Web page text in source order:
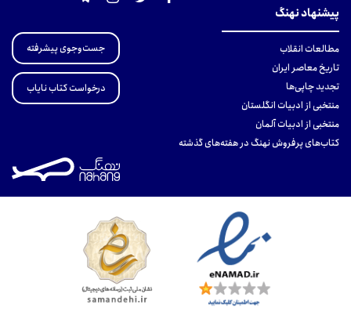
پیشنهاد نهنگ
مطالعات انقلاب
تاریخ معاصر ایران
تجدید چاپی‌ها
منتخبی از ادبیات انگلستان
منتخبی از ادبیات آلمان
کتاب‌های پرفروش نهنگ در هفته‌های گذشته
جست‌وجوی پیشرفته
درخواست کتاب نایاب